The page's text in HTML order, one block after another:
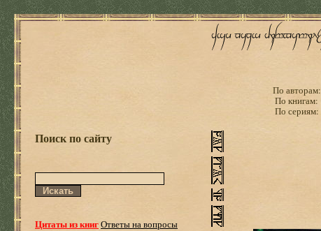
По авторам:
По книгам:
По сериям:
Поиск по сайту
Цитаты из книгОтветы на вопросы